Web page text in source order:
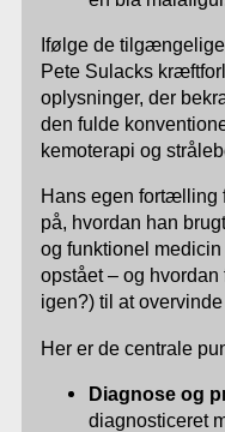
Ifølge de
Pete Sulacks
oplysninger, der
den fulde
kemoterapi og
Hans egen fortælling
på, hvordan han
og funktionel
opstået – og
igen?) til at
Her er de centrale
Diagnose og
diagnosticeret